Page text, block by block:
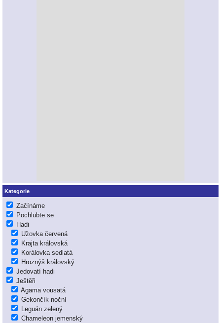
Kategorie
Začínáme
Pochlubte se
Hadi
Užovka červená
Krajta královská
Korálovka sedlatá
Hroznýš královský
Jedovatí hadi
Ještěři
Agama vousatá
Gekončík noční
Leguán zelený
Chameleon jemenský